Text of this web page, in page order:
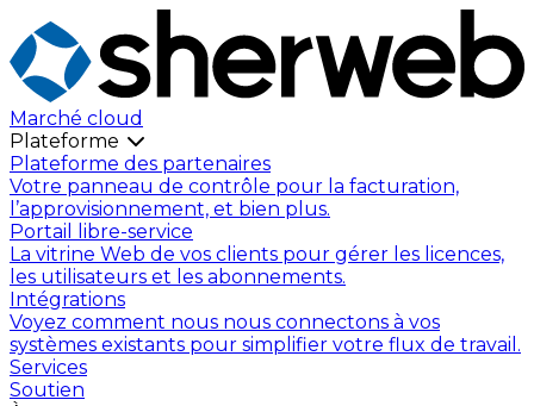
Marché cloud
Plateforme
Plateforme des partenaires
Votre panneau de contrôle pour la facturation,
l’approvisionnement, et bien plus.
Portail libre-service
La vitrine Web de vos clients pour gérer les licences,
les utilisateurs et les abonnements.
Intégrations
Voyez comment nous nous connectons à vos
systèmes existants pour simplifier votre flux de travail.
Services
Soutien